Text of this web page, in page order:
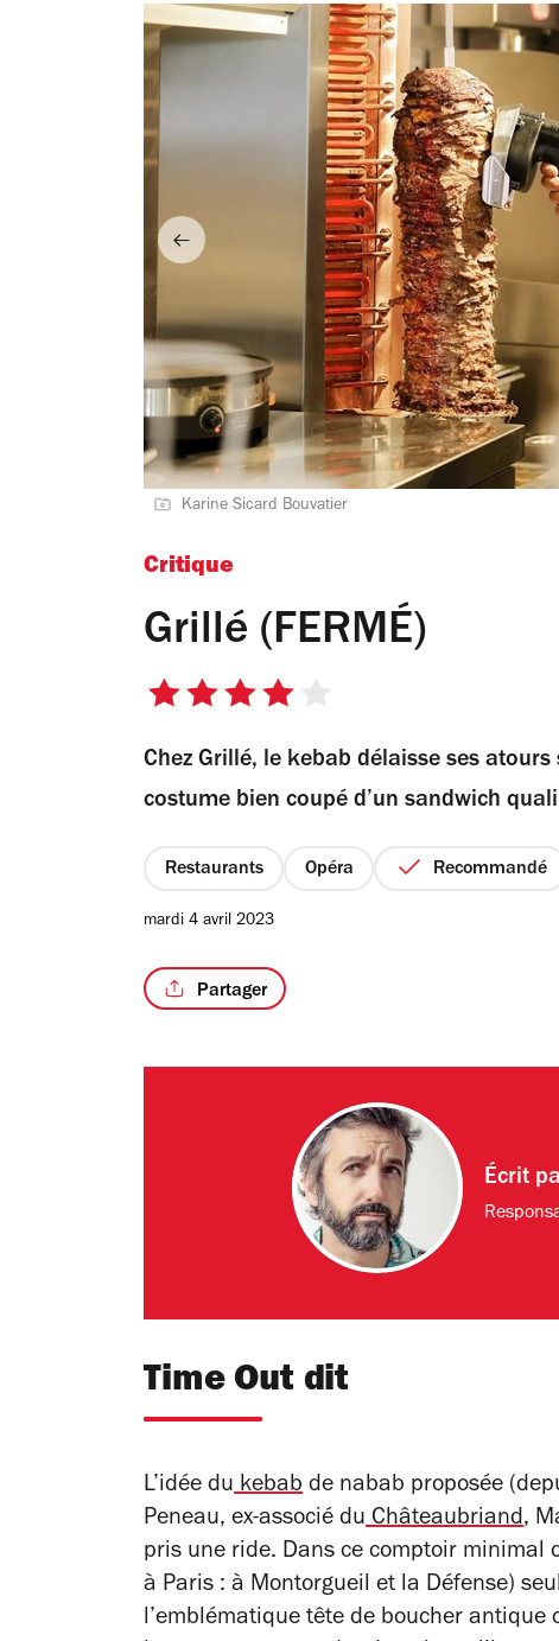
Karine Sicard Bouvatier
Critique
Grillé (FERMÉ)
4
5
étoiles
Chez Grillé, le kebab délaisse ses
costume bien coupé d’un sandwich quali
Restaurants Opéra Recommandé
mardi 4 avril 2023
Partager
Écrit
Time Out dit
L’idée du kebab de nabab proposée
Peneau, ex-associé du Châteaubriand,
pris une ride. Dans ce comptoir minimal
à Paris : à Montorgueil et la Défense)
l’emblématique tête de boucher